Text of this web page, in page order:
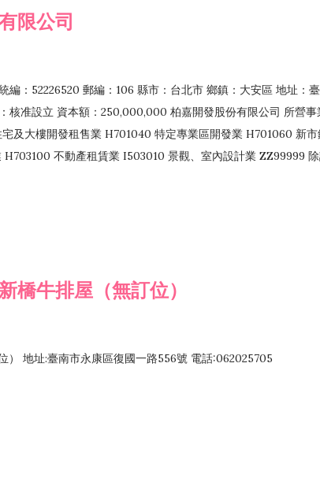
限公司
編：52226520 郵編：106 縣市：台北市 鄉鎮：大安區 地址：
核准設立 資本額：250,000,000 柏嘉開發股份有限公司 所營
及大樓開發租售業 H701040 特定專業區開發業 H701060 新
不動產租賃業 I503010 景觀、室內設計業 ZZ99999
橋牛排屋（無訂位）
） 地址:臺南市永康區復國一路556號 電話:062025705